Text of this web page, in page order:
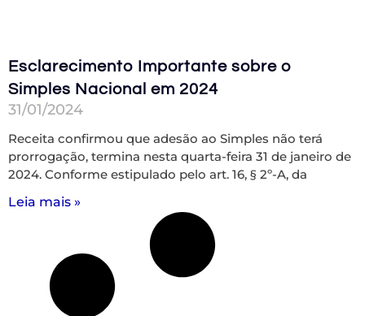
Esclarecimento Importante sobre o
Simples Nacional em 2024
31/01/2024
Receita confirmou que adesão ao Simples não terá
prorrogação, termina nesta quarta-feira 31 de janeiro de
2024. Conforme estipulado pelo art. 16, § 2º-A, da
Leia mais »